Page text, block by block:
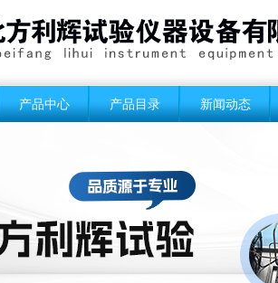
产品中心 产品目录 新闻动态